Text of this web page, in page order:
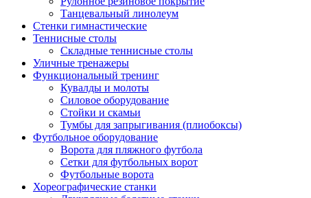
Танцевальный линолеум
Стенки гимнастические
Теннисные столы
Складные теннисные столы
Уличные тренажеры
Функциональный тренинг
Кувалды и молоты
Силовое оборудование
Стойки и скамьи
Тумбы для запрыгивания (плиобоксы)
Футбольное оборудование
Ворота для пляжного футбола
Сетки для футбольных ворот
Футбольные ворота
Хореографические станки